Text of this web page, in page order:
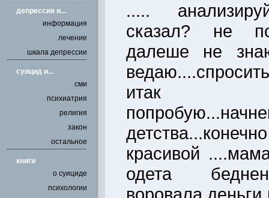
депрессия и...
информация
лечение
шкала депрессии
cуицид и...
сми
психиатрия
религия
закон
остальное
книги
о суициде
психологии
.....
сказал? не
далеше не
итак
красивой
одета